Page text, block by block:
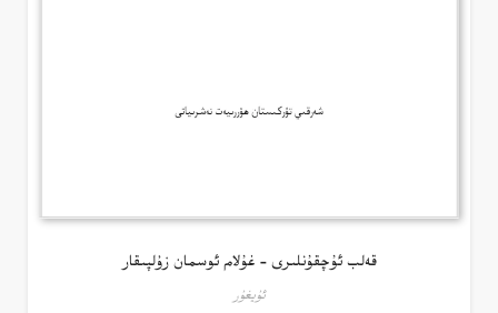
قەلب ئۇچقۇنلىرى – غۇلام ئوسمان زۇلپىقار
ئۇيغۇر